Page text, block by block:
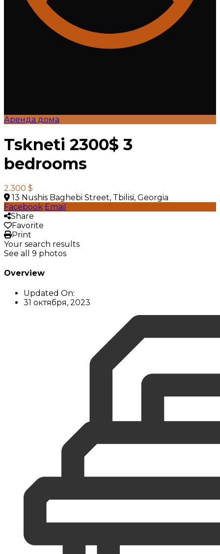
Аренда дома
Tskneti 2300$ 3
bedrooms
2.300 $
13 Nushis Baghebi Street, Tbilisi, Georgia
Facebook Email
Share
Favorite
Print
Your search results
See all 9 photos
Overview
Updated On:
31 октября, 2023